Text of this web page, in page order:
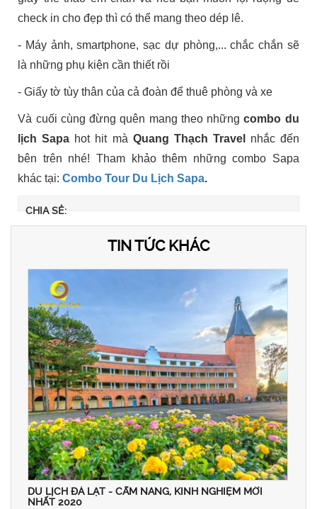
check in cho đẹp thì có thể mang theo dép lê.
- Máy ảnh, smartphone, sạc dự phòng,... chắc chắn sẽ
là những phụ kiện cần thiết rồi
- Giấy tờ tùy thân của cả đoàn để thuê phòng và xe
Và cuối cùng đừng quên mang theo nhữngcombo du
lịch Sapa hot hit mà Quang Thạch Travel
nhắc đến
bên trên nhé! Tham khảo thêm những combo Sapa
khác tại:Combo Tour Du Lịch Sapa.
CHIA SẺ:
TIN TỨC KHÁC
DU LỊCH ĐÀ LẠT - CẨM NANG, KINH NGHIỆM MỚI
NHẤT 2020